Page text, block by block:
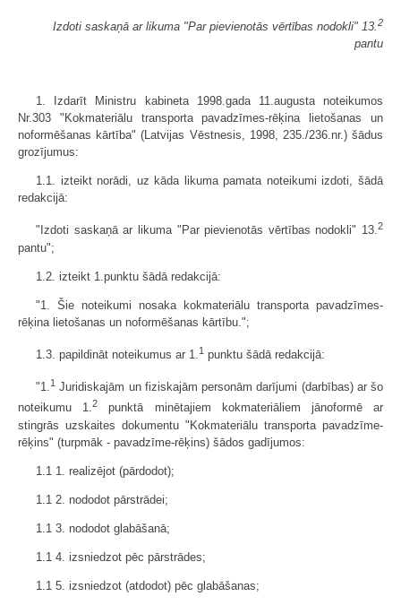
Izdoti saskaņā ar likuma "Par pievienotās vērtības nodokli" 13.2
pantu
1. Izdarīt Ministru kabineta 1998.gada 11.augusta noteikumos
Nr.303 "Kokmateriālu transporta pavadzīmes-rēķina lietošanas un
noformēšanas kārtība" (Latvijas Vēstnesis, 1998, 235./236.nr.) šādus
grozījumus:
1.1. izteikt norādi, uz kāda likuma pamata noteikumi izdoti, šādā
redakcijā:
"Izdoti saskaņā ar likuma "Par pievienotās vērtības nodokli" 13.2
pantu";
1.2. izteikt 1.punktu šādā redakcijā:
"1. Šie noteikumi nosaka kokmateriālu transporta pavadzīmes-
rēķina lietošanas un noformēšanas kārtību.";
1.3. papildināt noteikumus ar 1. 1 punktu šādā redakcijā:
"1.1 Juridiskajām un fiziskajām personām darījumi (darbības) ar šo
noteikumu 1.2
punktā minētajiem kokmateriāliem jānoformē ar
stingrās uzskaites dokumentu "Kokmateriālu transporta pavadzīme-
rēķins" (turpmāk - pavadzīme-rēķins) šādos gadījumos:
1.1 1. realizējot (pārdodot);
1.1 2. nododot pārstrādei;
1.1 3. nododot glabāšanā;
1.1 4. izsniedzot pēc pārstrādes;
1.1 5. izsniedzot (atdodot) pēc glabāšanas;